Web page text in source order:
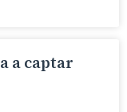
a captar